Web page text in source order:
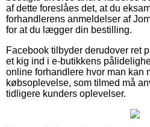
af dette foreslåes det, at du
forhandlerens anmeldelser af
for at du lægger din bestilling.
Facebook tilbyder derudover ret
et kig ind i e-butikkens
online forhandlere hvor man kan
købsoplevelse, som tilmed må
tidligere kunders oplevelser.